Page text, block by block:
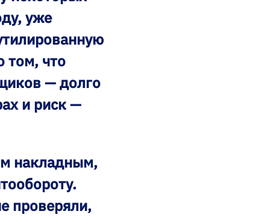
уже
том, что
— долго
и риск —
накладным,
проверяли,